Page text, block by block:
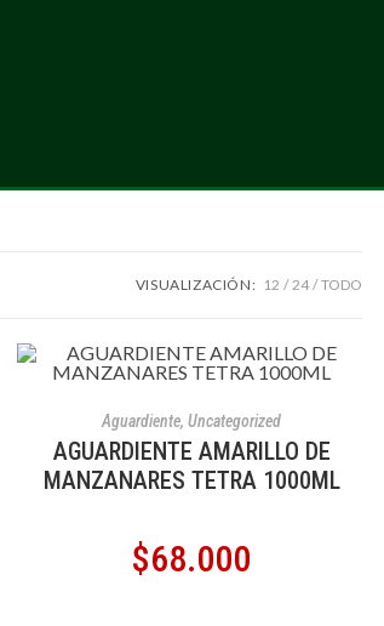
VISUALIZACIÓN: 12 24 TODO
Aguardiente,Uncategorized
AGUARDIENTE AMARILLO DE
MANZANARES TETRA 1000ML
$68.000